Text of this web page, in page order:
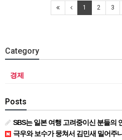
1 2 3
Category
경제
Posts
SBS는 일본 여행 고려중이신 분들의
극우와 보수가 뭉쳐서 김민새 밀어주